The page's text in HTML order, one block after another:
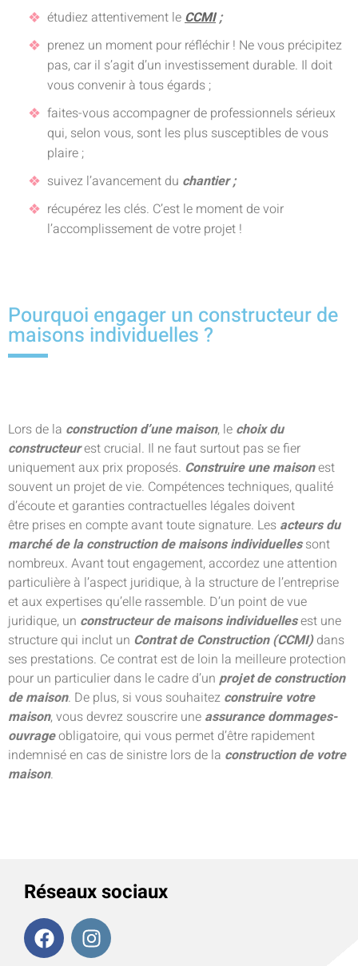
étudiez attentivement leCCMI;
prenez un moment pour réfléchir ! Ne vous précipitez
pas, car il s’agit d’un investissement durable. Il doit
vous convenir à tous égards ;
faites-vous accompagner de professionnels sérieux
qui, selon vous, sont les plus susceptibles de vous
plaire ;
suivez l’avancement du chantier ;
récupérez les clés. C’est le moment de voir
l’accomplissement de votre projet !
Pourquoi engager un constructeur de
maisons individuelles ?
Lors de la construction d’une maison, le choix du
constructeurest crucial. Il ne faut surtout pas se fier
uniquement aux prix proposés. Construire une maisonest
souvent un projet de vie. Compétences techniques, qualité
d’écoute et garanties contractuelles légales doivent
être prises en compte avant toute signature. Les acteurs du
marché de la construction de maisons individuellessont
nombreux. Avant tout engagement, accordez une attention
particulière à l’aspect juridique, à la structure de l’entreprise
et aux expertises qu’elle rassemble. D’un point de vue
juridique, un constructeur de maisons individuellesest une
structure qui inclut un Contrat de Construction (CCMI)dans
ses prestations. Ce contrat est de loin la meilleure protection
pour un particulier dans le cadre d’un projet de construction
de maison. De plus, si vous souhaitez construire votre
maison, vous devrez souscrire une assurance dommages-
ouvrageobligatoire, qui vous permet d’être rapidement
indemnisé en cas de sinistre lors de la construction de votre
maison.
Réseaux sociaux